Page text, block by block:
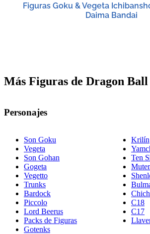
Figuras Goku & Vegeta
Daima Bandai
Más Figuras de Dragon
Personajes
Son Goku
Vegeta
Son Gohan
Gogeta
Vegetto
Trunks
Bardock
Piccolo
Lord Beerus
Packs de Figuras
Gotenks
Krilín
Ten
C18
C17